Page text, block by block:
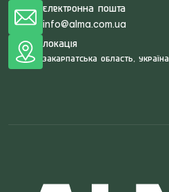
Електронна пошта
info@alma.com.ua
Локація
Закарпатська область, Україна